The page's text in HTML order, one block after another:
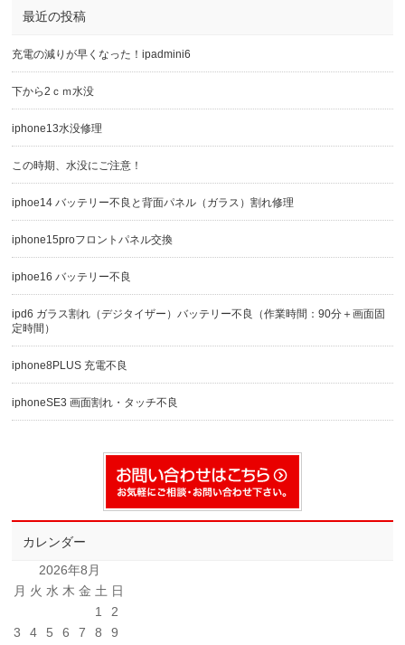
最近の投稿
充電の減りが早くなった！ipadmini6
下から2ｃｍ水没
iphone13水没修理
この時期、水没にご注意！
iphoe14 バッテリー不良と背面パネル（ガラス）割れ修理
iphone15proフロントパネル交換
iphoe16 バッテリー不良
ipd6 ガラス割れ（デジタイザー）バッテリー不良（作業時間：90分＋画面固
定時間）
iphone8PLUS 充電不良
iphoneSE3 画面割れ・タッチ不良
カレンダー
2026年8月
月 火 水 木 金 土 日
1
2
3
4 5 6 7 8
9